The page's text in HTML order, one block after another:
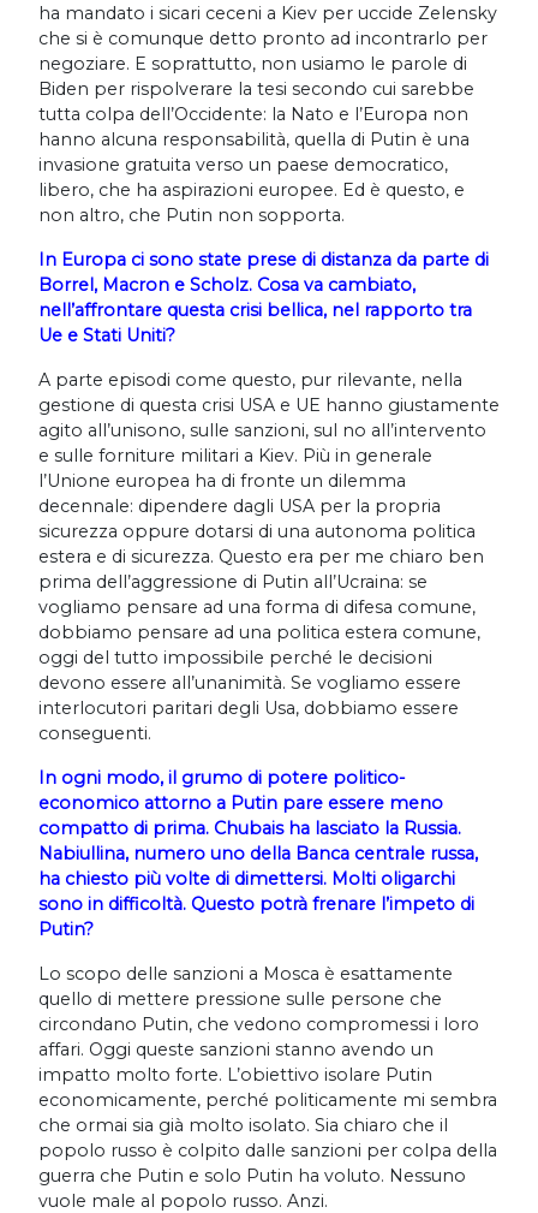
ha mandato i sicari ceceni a Kiev per uccide Zelensky
che si è comunque detto pronto ad incontrarlo per
negoziare. E soprattutto, non usiamo le parole di
Biden per rispolverare la tesi secondo cui sarebbe
tutta colpa dell’Occidente: la Nato e l’Europa non
hanno alcuna responsabilità, quella di Putin è una
invasione gratuita verso un paese democratico,
libero, che ha aspirazioni europee. Ed è questo, e
non altro, che Putin non sopporta.
In Europa ci sono state prese di distanza da parte di
Borrel, Macron e Scholz. Cosa va cambiato,
nell’affrontare questa crisi bellica, nel rapporto tra
Ue e Stati Uniti?
A parte episodi come questo, pur rilevante, nella
gestione di questa crisi USA e UE hanno giustamente
agito all’unisono, sulle sanzioni, sul no all’intervento
e sulle forniture militari a Kiev. Più in generale
l’Unione europea ha di fronte un dilemma
decennale: dipendere dagli USA per la propria
sicurezza oppure dotarsi di una autonoma politica
estera e di sicurezza. Questo era per me chiaro ben
prima dell’aggressione di Putin all’Ucraina: se
vogliamo pensare ad una forma di difesa comune,
dobbiamo pensare ad una politica estera comune,
oggi del tutto impossibile perché le decisioni
devono essere all’unanimità. Se vogliamo essere
interlocutori paritari degli Usa, dobbiamo essere
conseguenti.
In ogni modo, il grumo di potere politico-
economico attorno a Putin pare essere meno
compatto di prima. Chubais ha lasciato la Russia.
Nabiullina, numero uno della Banca centrale russa,
ha chiesto più volte di dimettersi. Molti oligarchi
sono in difficoltà. Questo potrà frenare l’impeto di
Putin?
Lo scopo delle sanzioni a Mosca è esattamente
quello di mettere pressione sulle persone che
circondano Putin, che vedono compromessi i loro
affari. Oggi queste sanzioni stanno avendo un
impatto molto forte. L’obiettivo isolare Putin
economicamente, perché politicamente mi sembra
che ormai sia già molto isolato. Sia chiaro che il
popolo russo è colpito dalle sanzioni per colpa della
guerra che Putin e solo Putin ha voluto. Nessuno
vuole male al popolo russo. Anzi.